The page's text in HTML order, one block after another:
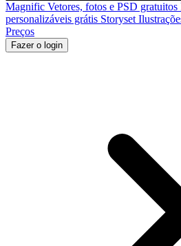
Magnific Vetores, fotos e PSD gratuitos
personalizáveis grátis Storyset
Preços
Fazer o login